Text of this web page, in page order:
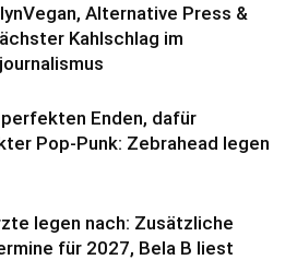
Alternative Press &
Kahlschlag im
Enden, dafür
Pop-Punk: Zebrahead legen
legen nach: Zusätzliche
für 2027, Bela B liest